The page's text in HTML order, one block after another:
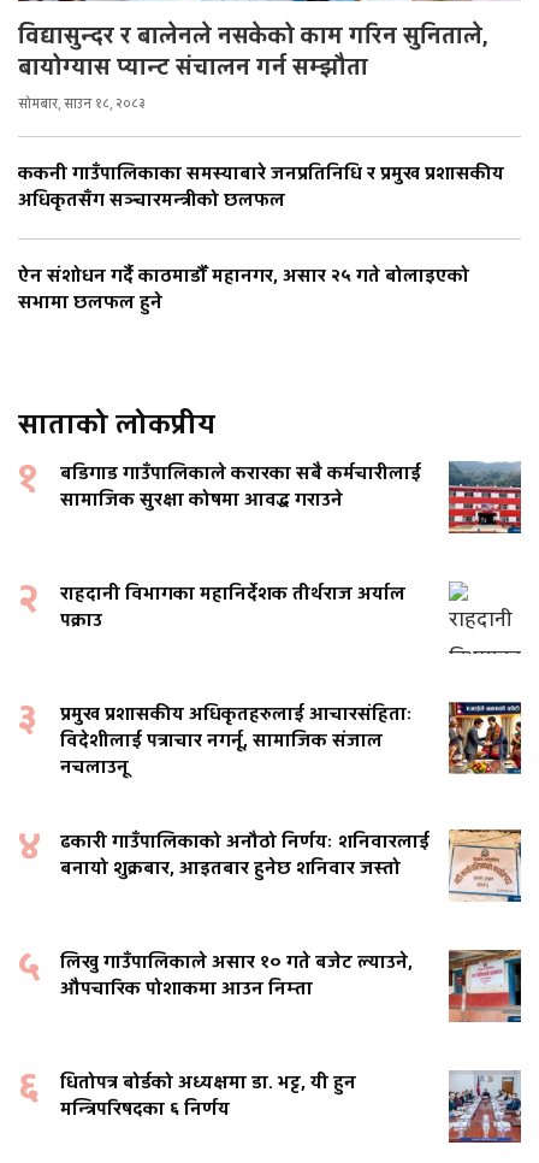
विद्यासुन्दर र बालेनले नसकेको काम गरिन सुनिताले,
बायोग्यास प्यान्ट संचालन गर्न सम्झौता
सोमबार, साउन १८, २०८३
ककनी गाउँपालिकाका समस्याबारे जनप्रतिनिधि र प्रमुख प्रशासकीय
अधिकृतसँग सञ्चारमन्त्रीको छलफल
ऐन संशोधन गर्दै काठमाडौँ महानगर, असार २५ गते बोलाइएको
सभामा छलफल हुने
साताको लोकप्रीय
१
बडिगाड गाउँपालिकाले करारका सबै कर्मचारीलाई
सामाजिक सुरक्षा कोषमा आवद्ध गराउने
२
राहदानी विभागका महानिर्देशक तीर्थराज अर्याल
पक्राउ
३
प्रमुख प्रशासकीय अधिकृतहरुलाई आचारसंहिताः
विदेशीलाई पत्राचार नगर्नू, सामाजिक संजाल
नचलाउनू
४
ढकारी गाउँपालिकाको अनौठो निर्णयः शनिवारलाई
बनायो शुक्रबार, आइतबार हुनेछ शनिवार जस्तो
५
लिखु गाउँपालिकाले असार १० गते बजेट ल्याउने,
औपचारिक पोशाकमा आउन निम्ता
६
धितोपत्र बोर्डको अध्यक्षमा डा. भट्ट, यी हुन
मन्त्रिपरिषदका ६ निर्णय